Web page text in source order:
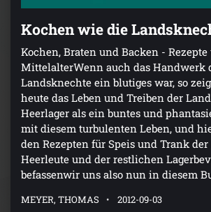
Kochen wie die
Kochen, Braten und Backen -
MittelalterWenn auch das Handwerk
Landsknechte ein blutiges war, so
heute das Leben und Treiben der
Heerlager als ein buntes und
mit diesem turbulenten Leben, und
den Rezepten für Speis und Trank
Heerleute und der restlichen
befassenwir uns also nun in diesem
MEYER, THOMAS 2012-09-03